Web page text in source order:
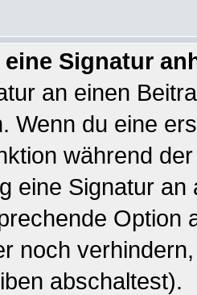
Signatur
an einen
Wenn du eine
während
eine Signatur
Option
noch
abschaltest).